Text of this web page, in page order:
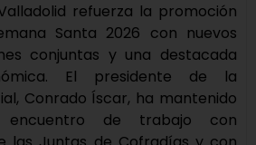
refuerza la promoción
Santa 2026 con nuevos
conjuntas y una destacada
El presidente de la
Conrado Íscar, ha mantenido
de trabajo con